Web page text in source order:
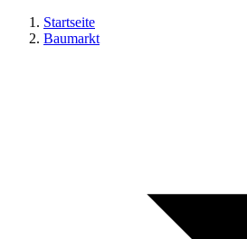
Startseite
Baumarkt